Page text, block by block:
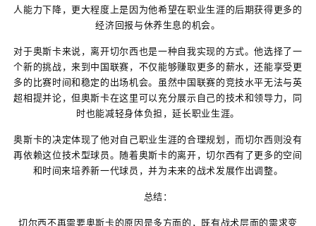
人能力下降，更大程度上是因为他希望在职业生涯的后期获得更多的
经济回报与休养生息的机会。
对于奥斯卡来说，离开切尔西也是一种自我实现的方式。他选择了一
个新的挑战，来到中国联赛，不仅能够赚取更多的薪水，还能享受更
多的比赛时间和稳定的出场机会。虽然中国联赛的竞技水平无法与英
超相提并论，但奥斯卡在这里可以充分展示自己的技术和领导力，同
时也能减轻身体负担，延长职业生涯。
奥斯卡的决定体现了他对自己职业生涯的合理规划，而切尔西则没有
再依赖这位技术型球员。随着奥斯卡的离开，切尔西有了更多的空间
和时间来培养新一代球员，并为未来的战术发展作出调整。
总结：
切尔西不再需要奥斯卡的原因是多方面的，既有战术层面的需求变